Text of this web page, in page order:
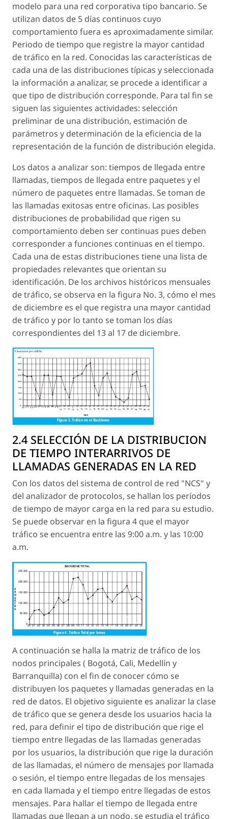
modelo para una red corporativa tipo bancario. Se
utilizan datos de 5 días continuos cuyo
comportamiento fuera es aproximadamente similar.
Periodo de tiempo que registre la mayor cantidad
de tráfico en la red. Conocidas las características de
cada una de las distribuciones típicas y seleccionada
la información a analizar, se procede a identificar a
que tipo de distribución corresponde. Para tal fin se
siguen las siguientes actividades: selección
preliminar de una distribución, estimación de
parámetros y determinación de la eficiencia de la
representación de la función de distribución elegida.
Los datos a analizar son: tiempos de llegada entre
llamadas, tiempos de llegada entre paquetes y el
número de paquetes entre llamadas. Se toman de
las llamadas exitosas entre oficinas. Las posibles
distribuciones de probabilidad que rigen su
comportamiento deben ser continuas pues deben
corresponder a funciones continuas en el tiempo.
Cada una de estas distribuciones tiene una lista de
propiedades relevantes que orientan su
identificación. De los archivos históricos mensuales
de tráfico, se observa en la figura No. 3, cómo el mes
de diciembre es el que registra una mayor cantidad
de tráfico y por lo tanto se toman los días
correspondientes del 13 al 17 de diciembre.
2.4 SELECCIÓN DE LA DISTRIBUCION
DE TIEMPO INTERARRIVOS DE
LLAMADAS GENERADAS EN LA RED
Con los datos del sistema de control de red "NCS" y
del analizador de protocolos, se hallan los períodos
de tiempo de mayor carga en la red para su estudio.
Se puede observar en la figura 4 que el mayor
tráfico se encuentra entre las 9:00 a.m. y las 10:00
a.m.
A continuación se halla la matriz de tráfico de los
nodos principales ( Bogotá, Cali, Medellín y
Barranquilla) con el fin de conocer cómo se
distribuyen los paquetes y llamadas generadas en la
red de datos. El objetivo siguiente es analizar la clase
de tráfico que se genera desde los usuarios hacia la
red, para definir el tipo de distribución que rige el
tiempo entre llegadas de las llamadas generadas
por los usuarios, la distribución que rige la duración
de las llamadas, el número de mensajes por llamada
o sesión, el tiempo entre llegadas de los mensajes
en cada llamada y el tiempo entre llegadas de estos
mensajes. Para hallar el tiempo de llegada entre
llamadas que llegan a un nodo, se estudia el tráfico